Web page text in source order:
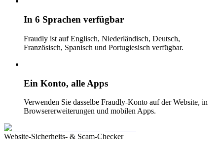
In 6 Sprachen verfügbar
Fraudly ist auf Englisch, Niederländisch, Deutsch,
Französisch, Spanisch und Portugiesisch verfügbar.
Ein Konto, alle Apps
Verwenden Sie dasselbe Fraudly-Konto auf der Website, in
Browsererweiterungen und mobilen Apps.
Website-Sicherheits- & Scam-Checker